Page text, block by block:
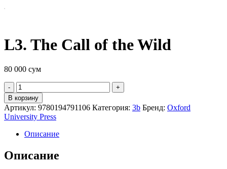
L3. The Call of the Wild
80 000 сум
Quantity
В корзину
Артикул: 9780194791106 Категория: 3b Бренд: Oxford
University Press
Описание
Описание